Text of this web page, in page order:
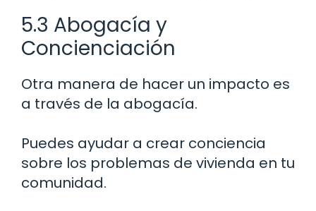
5.3 Abogacía y
Concienciación
Otra manera de hacer un impacto es
a través de la abogacía.
Puedes ayudar a crear conciencia
sobre los problemas de vivienda en tu
comunidad.